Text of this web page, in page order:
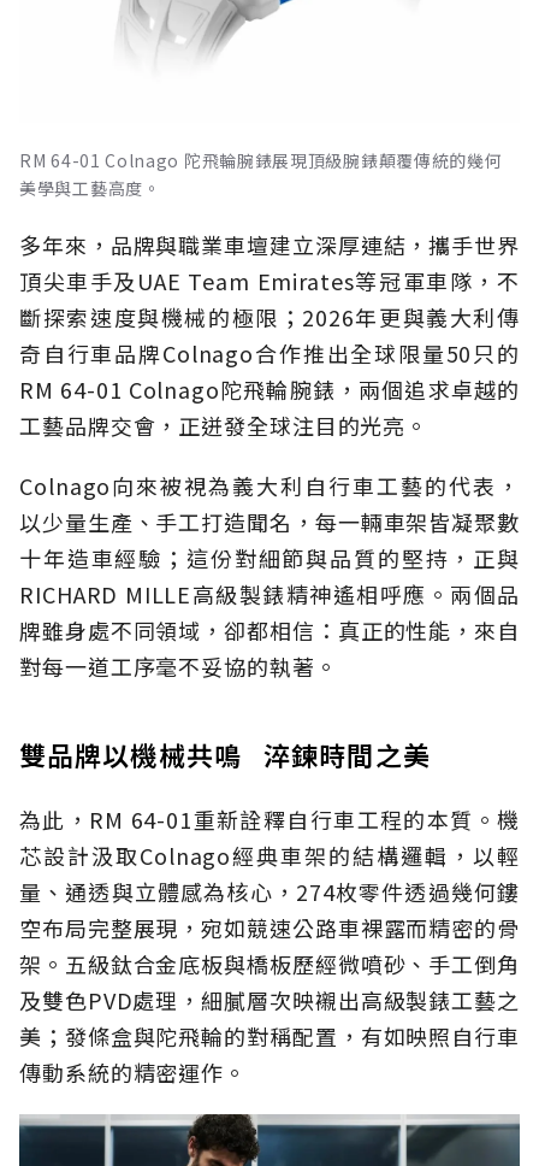
RM 64-01 Colnago 陀飛輪腕錶展現頂級腕錶顛覆傳統的幾何
美學與工藝高度。
多年來，品牌與職業車壇建立深厚連結，攜手世界
頂尖車手及UAE Team Emirates等冠軍車隊，不
斷探索速度與機械的極限；2026年更與義大利傳
奇自行車品牌Colnago合作推出全球限量50只的
RM 64-01 Colnago陀飛輪腕錶，兩個追求卓越的
工藝品牌交會，正迸發全球注目的光亮。
Colnago向來被視為義大利自行車工藝的代表，
以少量生產、手工打造聞名，每一輛車架皆凝聚數
十年造車經驗；這份對細節與品質的堅持，正與
RICHARD MILLE高級製錶精神遙相呼應。兩個品
牌雖身處不同領域，卻都相信：真正的性能，來自
對每一道工序毫不妥協的執著。
雙品牌以機械共鳴 淬鍊時間之美
為此，RM 64-01重新詮釋自行車工程的本質。機
芯設計汲取Colnago經典車架的結構邏輯，以輕
量、通透與立體感為核心，274枚零件透過幾何鏤
空布局完整展現，宛如競速公路車裸露而精密的骨
架。五級鈦合金底板與橋板歷經微噴砂、手工倒角
及雙色PVD處理，細膩層次映襯出高級製錶工藝之
美；發條盒與陀飛輪的對稱配置，有如映照自行車
傳動系統的精密運作。